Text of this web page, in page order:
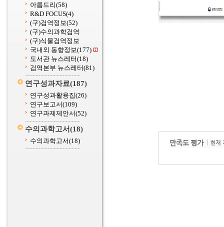
아름드리(58)
R&D FOCUS(4)
(구)검역정보(52)
(구)수의과학검역
(구)식물검역정보
국내외 동향정보(177)
도서관 뉴스레터(18)
검역본부 뉴스레터(81)
연구성과자료(187)
연구성과활용집(26)
연구보고서(109)
연구과제제안서(52)
수의과학고서(18)
수의과학고서(18)